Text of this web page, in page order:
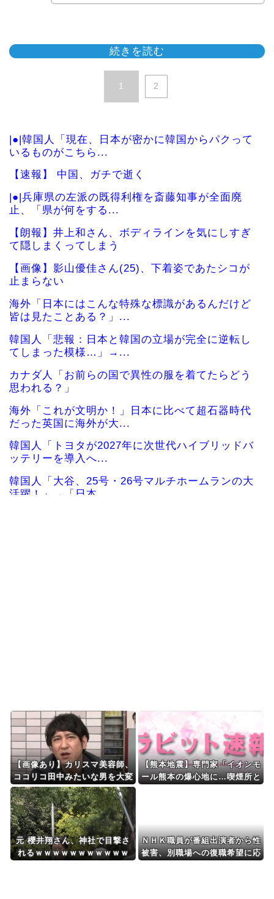
続きを読む
1 2
|●|韓国人「現在、日本が密かに韓国からパクって
いるものがこちら...
【速報】 中国、ガチで逝く
|●|兵庫県の左派の既得利権を斎藤知事が全面廃
止、「県が何をする...
【朗報】井上和さん、ボディラインを気にしすぎ
て隠しまくってしまう
【画像】影山優佳さん(25)、下着姿であたシコが
止まらない
海外「日本にはこんな特殊な標識があるんだけど
皆は見たことある？」...
韓国人「悲報：日本と韓国の立場が完全に逆転し
てしまった模様…」→...
カナダ人「お前らの国で異性の服を着てたらどう
思われる？」
海外「これが文明か！」日本に比べて超石器時代
だった英国に海外が大...
韓国人「トヨタが2027年に次世代ハイブリッドバ
ッテリーを導入へ...
韓国人「大谷、25号・26号マルチホームランの大
活躍！」→「日本...
Powered by livedoor 相互RSS
【画像あり】カリスマ美容師、
ココリコ田中みたいな男を大変
身させてしまうｗｗｗ
【熊本地震】専門家「イオンモ
ール熊本の爆心地に…喫煙所と
元 櫻井翔さん、神社で目撃さ
れるｗｗｗｗｗｗｗｗｗｗｗ
ＮＨＫ職員が番組出演者から性
被害、別職場への復職希望に応